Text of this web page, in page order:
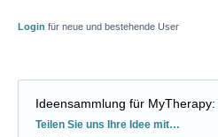
Login für neue und bestehende User
Ideensammlung für MyTherapy:
Kategorien
Teilen Sie uns Ihre Idee mit…